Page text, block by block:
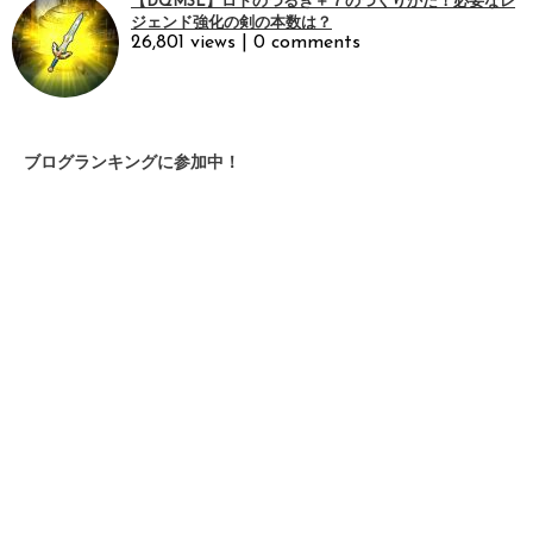
ジェンド強化の剣の本数は？
26,801 views 0 comments
ブログランキングに参加中！